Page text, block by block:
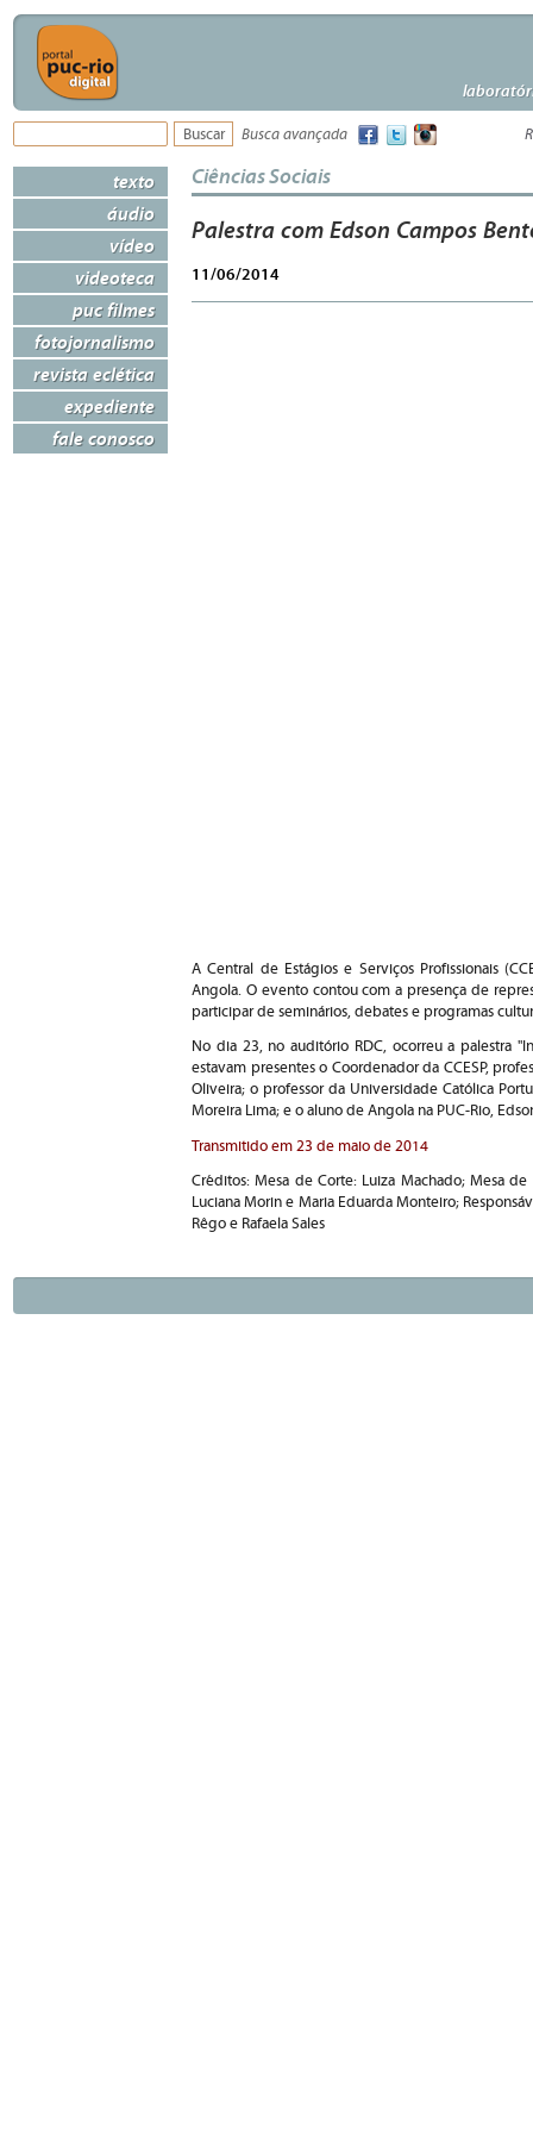
Busca avançada
texto
áudio
vídeo
videoteca
puc filmes
fotojornalismo
revista eclética
expediente
fale conosco
Ciências Sociais
Palestra com Edson Campos
11/06/2014
A Central de Estágios e Serviços Profissionais
Angola. O evento contou com a presença de
participar de seminários, debates e programas
No dia 23, no auditório RDC, ocorreu a palestra
estavam presentes o Coordenador da CCESP,
Oliveira; o professor da Universidade Católica
Moreira Lima; e o aluno de Angola na PUC-Rio,
Transmitido em 23 de maio de 2014
Créditos: Mesa de Corte: Luiza Machado; Mesa
Luciana Morin e Maria Eduarda Monteiro;
Rêgo e Rafaela Sales